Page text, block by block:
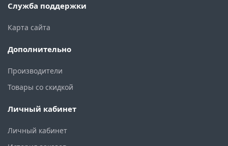
Служба поддержки
Карта сайта
Дополнительно
Производители
Товары со скидкой
Личный кабинет
Личный кабинет